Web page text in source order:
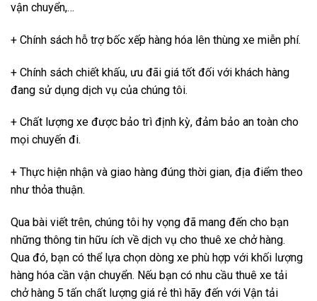
vận chuyển,…
+ Chính sách hỗ trợ bốc xếp hàng hóa lên thùng xe miễn phí.
+ Chính sách chiết khấu, ưu đãi giá tốt đối với khách hàng
đang sử dụng dịch vụ của chúng tôi.
+ Chất lượng xe được bảo trì định kỳ, đảm bảo an toàn cho
mọi chuyến đi.
+ Thực hiện nhận và giao hàng đúng thời gian, địa điểm theo
như thỏa thuận.
Qua bài viết trên, chúng tôi hy vọng đã mang đến cho bạn
những thông tin hữu ích về dịch vụ cho thuê xe chở hàng.
Qua đó, bạn có thể lựa chọn dòng xe phù hợp với khối lượng
hàng hóa cần vận chuyển. Nếu bạn có nhu cầu thuê xe tải
chở hàng 5 tấn chất lượng giá rẻ thì hãy đến với Vận tải